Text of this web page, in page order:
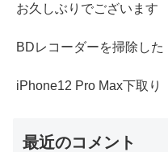
お久しぶりでございます
BDレコーダーを掃除した
iPhone12 Pro Max下取り
最近のコメント